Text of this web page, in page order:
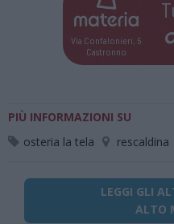
Via Confalonieri, 5
Castronno
PIÙ INFORMAZIONI SU
osteria la tela
rescaldina
LEGGI GLI
ALTO